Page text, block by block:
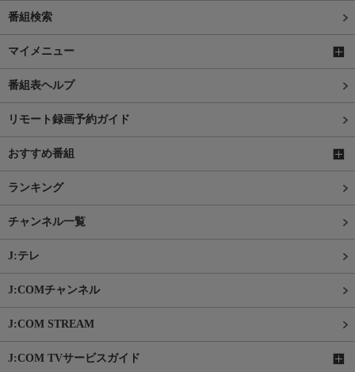
番組検索
マイメニュー
番組表ヘルプ
リモート録画予約ガイド
おすすめ番組
ランキング
チャンネル一覧
J:テレ
J:COMチャンネル
J:COM STREAM
J:COM TVサービスガイド